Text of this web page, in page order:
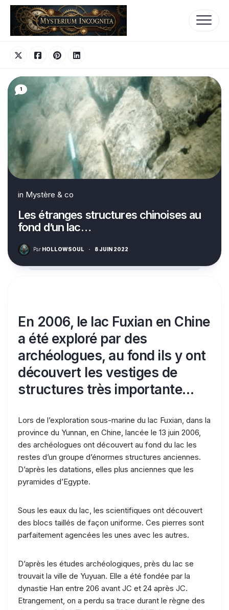
Skip
content
1
in Mystère & co
Les étranges structures chinoises au
fond d’un lac…
Par HOLLOWSOUL · 8 JUIN 2022
En 2006, le lac Fuxian en Chine
a été exploré par des
archéologues, au fond ils y ont
découvert les vestiges de
structures très importante…
Lors de l’exploration sous-marine du lac Fuxian, dans la
province du Yunnan, en Chine, lancée le 13 juin 2006,
des archéologues ont découvert au fond du lac les
restes d’un groupe d’énormes structures anciennes.
D’après les datations, elles plus anciennes que les
pyramides d’Egypte.
Sous les eaux du lac, les scientifiques ont découvert
des blocs taillés de façon uniforme. Ces pierres sont
parfaitement agencées les unes avec les autres.
D’après les études archéologiques, près du lac se
trouvait la ville de Yuyuan. Elle a été fondée par la
dynastie Han entre 206 avant JC et 24 après JC.
Etrangement, on a perdu sa trace durant le règne des